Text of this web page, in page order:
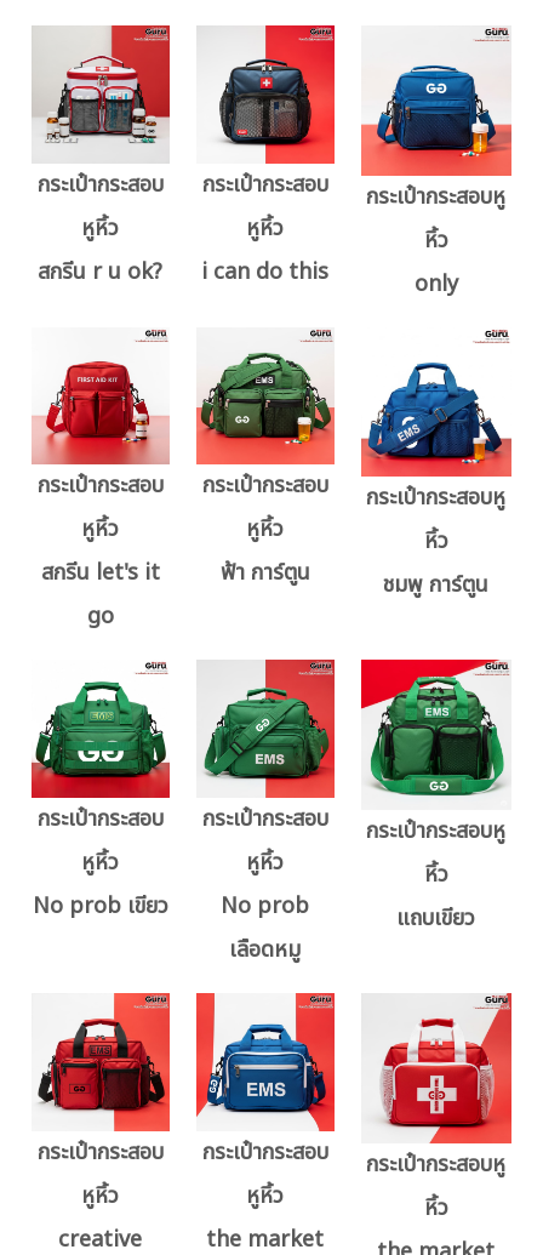
กระเป๋ากระสอบ
หูหิ้ว
สกรีน r u ok?
กระเป๋ากระสอบ
หูหิ้ว
i can do this
กระเป๋ากระสอบหู
หิ้ว
only
กระเป๋ากระสอบ
หูหิ้ว
สกรีน let's it
go
กระเป๋ากระสอบ
หูหิ้ว
ฟ้า การ์ตูน
กระเป๋ากระสอบหู
หิ้ว
ชมพู การ์ตูน
กระเป๋ากระสอบ
หูหิ้ว
No prob เขียว
กระเป๋ากระสอบ
หูหิ้ว
No prob
เลือดหมู
กระเป๋ากระสอบหู
หิ้ว
แถบเขียว
กระเป๋ากระสอบ
หูหิ้ว
creative
กระเป๋ากระสอบ
หูหิ้ว
the market
กระเป๋ากระสอบหู
หิ้ว